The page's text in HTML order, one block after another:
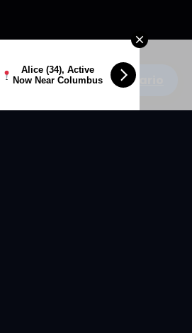
Escribe un comentario
Alice (34), Active
Now Near Columbus